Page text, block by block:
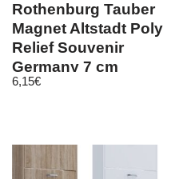
Rothenburg Tauber
Magnet Altstadt Poly
Relief Souvenir
Germany 7 cm
6,15€